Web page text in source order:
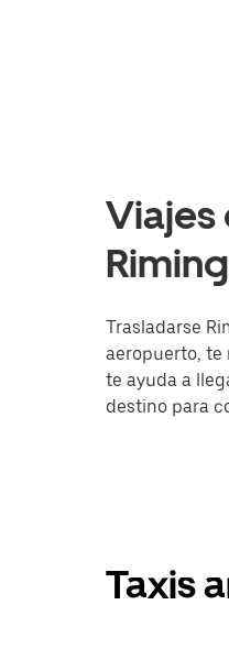
Viajes
Trasladarse
aeropuerto, te
te ayuda a
destino para
Taxis